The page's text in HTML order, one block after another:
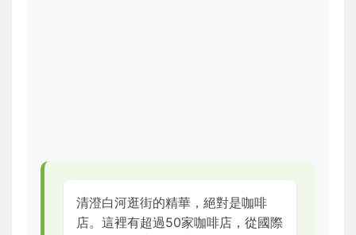
清澄白河逛街的精華，絕對是咖啡
店。這裡有超過50家咖啡店，從國際